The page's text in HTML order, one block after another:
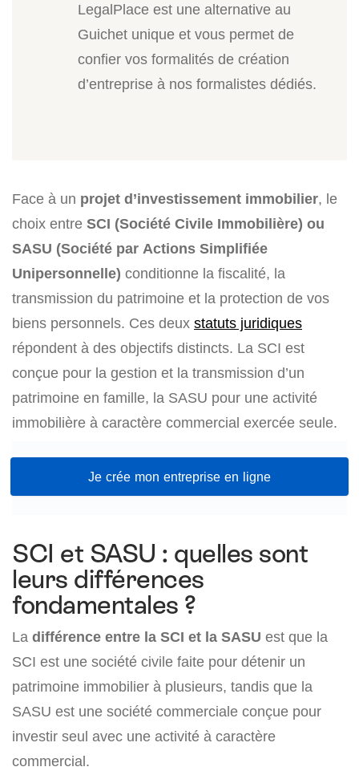
LegalPlace est une alternative au
Guichet unique et vous permet de
confier vos formalités de création
d’entreprise à nos formalistes dédiés.
Face à un projet d’investissement immobilier, le
choix entre SCI (Société Civile Immobilière) ou
SASU (Société par Actions Simplifiée
Unipersonnelle) conditionne la fiscalité, la
transmission du patrimoine et la protection de vos
biens personnels. Ces deux statuts juridiques
répondent à des objectifs distincts. La SCI est
conçue pour la gestion et la transmission d’un
patrimoine en famille, la SASU pour une activité
immobilière à caractère commercial exercée seule.
Je crée mon entreprise en ligne
SCI et SASU : quelles sont
leurs différences
fondamentales ?
La différence entre la SCI et la SASU est que la
SCI est une société civile faite pour détenir un
patrimoine immobilier à plusieurs, tandis que la
SASU est une société commerciale conçue pour
investir seul avec une activité à caractère
commercial.